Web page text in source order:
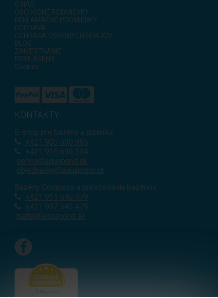
O NÁS
OBCHODNÉ PODMIENKY
REKLAMAČNÉ PODMIENKY
DOPRAVA
OCHRANA OSOBNÝCH ÚDAJOV
BLOG
ZAMESTNANIE
PRIHLÁSENIE
Cookies
KONTAKTY
E-shop pre bazény a jazierka
+421 905 500 955
+421 915 696 394
servis@aquapond.sk
objednavky@aquapond.sk
Bazény Compass a prestrešenia bazénov
+421 911 545 479
+421 907 545 479
bartal@aquapond.sk